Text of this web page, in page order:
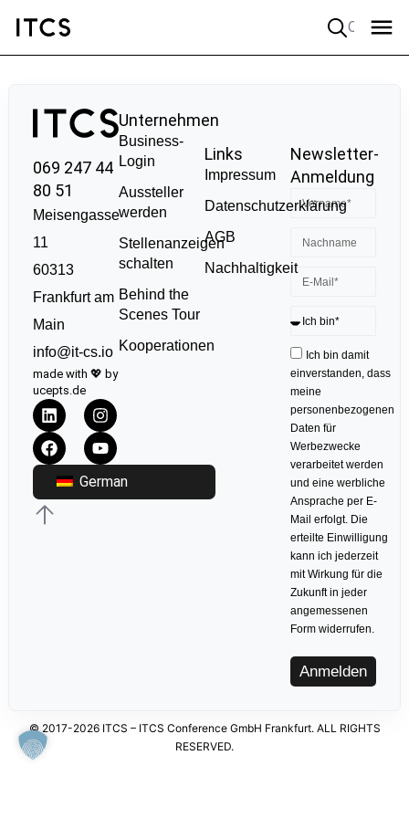
069 247 44
80 51
Meisengasse
11
60313
Frankfurt am
Main
info@it-cs.io
made with 💖 by
ucepts.de
German
Unternehmen
Business-
Login
Aussteller
werden
Stellenanzeigen
schalten
Behind the
Scenes Tour
Kooperationen
Links
Impressum
Datenschutzerklärung
AGB
Nachhaltigkeit
Newsletter-
Anmeldung
Ich bin damit
einverstanden, dass
meine
personenbezogenen
Daten für
Werbezwecke
verarbeitet werden
und eine werbliche
Ansprache per E-
Mail erfolgt. Die
erteilte Einwilligung
kann ich jederzeit
mit Wirkung für die
Zukunft in jeder
angemessenen
Form widerrufen.
Anmelden
© 2017-2026 ITCS – ITCS Conference GmbH Frankfurt. ALL RIGHTS
RESERVED.